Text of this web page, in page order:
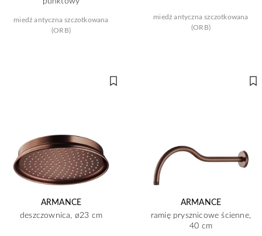
miedź antyczna szczotkowana
(ORB)
miedź antyczna szczotkowana
(ORB)
ARMANCE
deszczownica, ø23 cm
ARMANCE
ramię prysznicowe ścienne,
40 cm